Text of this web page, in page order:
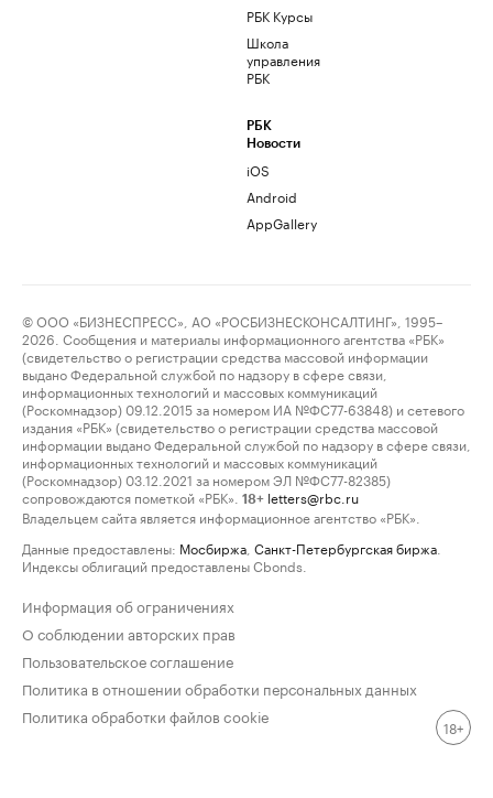
РБК Курсы
Школа
управления
РБК
РБК
Новости
iOS
Android
AppGallery
© ООО «БИЗНЕСПРЕСС», АО «РОСБИЗНЕСКОНСАЛТИНГ», 1995–
2026. Сообщения и материалы информационного агентства «РБК»
(свидетельство о регистрации средства массовой информации
выдано Федеральной службой по надзору в сфере связи,
информационных технологий и массовых коммуникаций
(Роскомнадзор) 09.12.2015 за номером ИА №ФС77-63848) и сетевого
издания «РБК» (свидетельство о регистрации средства массовой
информации выдано Федеральной службой по надзору в сфере связи,
информационных технологий и массовых коммуникаций
(Роскомнадзор) 03.12.2021 за номером ЭЛ №ФС77-82385)
сопровождаются пометкой «РБК».
18+ letters@rbc.ru
Владельцем сайта является информационное агентство «РБК».
Данные предоставлены: Мосбиржа Санкт-Петербургская биржа
Индексы облигаций предоставлены Cbonds.
Информация об ограничениях
О соблюдении авторских прав
Пользовательское соглашение
Политика в отношении обработки персональных данных
Политика обработки файлов cookie
18+